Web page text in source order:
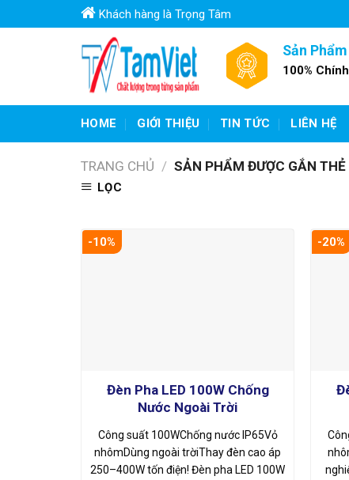
to
Khách hàng là Trọng Tâm
Sản Phẩm
100%
HOME GIỚI THIỆU TIN TỨC LIÊN HỆ
TRANG CHỦ / SẢN PHẨM ĐƯỢC GẮN THẺ
LỌC
-10%
Đèn Pha LED 100W Chống
Nước Ngoài Trời
Công suất 100WChống nước IP65Vỏ
nhômDùng ngoài trờiThay đèn cao áp
250–400W tốn điện! Đèn pha LED 100W
-20%